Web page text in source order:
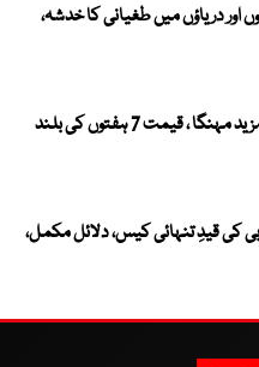
اور دریاؤں میں طغیانی کا خدشہ،
عالمی مارکیٹ میں سونا مزید مہنگا ، قیمت 7 ہفتوں کی بلند
بی کی قیدِ تنہائی کیس، دلائل مکمل،